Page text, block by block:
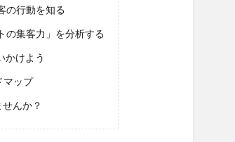
の行動を知る
の集客力」を分析する
かけよう
マップ
んか？